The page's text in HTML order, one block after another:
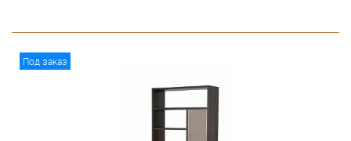
Под заказ